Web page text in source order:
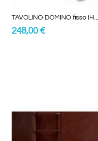
TAVOLINO DOMINO fisso (H...
248,00 €